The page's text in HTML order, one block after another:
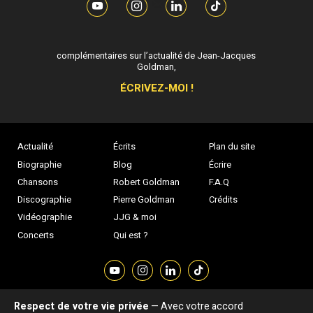
Actualité
Biographie
Chansons
Discographie
Vidéographie
Concerts
Écrits
Blog
Robert Goldman
Pierre Goldman
JJG & moi
Qui est ?
Plan du site
Écrire
F.A.Q
Crédits
complémentaires sur l’actualité de Jean-Jacques
Goldman,
ÉCRIVEZ-MOI !
Respect de votre vie privée — Avec votre accord